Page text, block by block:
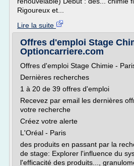
Rigoureux et...
Lire la suite
Offres d'emploi Stage
Optioncarriere.com
Offres d'emploi Stage Chimie -
Dernières recherches
1 à 20 de 39 offres d'emploi
Recevez par email les dernières
votre recherche
Créez votre alerte
L'Oréal - Paris
des produits en passant par la
de stage: Explorer l'influence du
l'efficacité des produits...,